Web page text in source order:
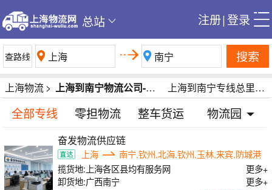
总站 注册|登录
搜索
上海到南宁专线总里程1905公里
上海物流> 上海到南宁物流公司-上海到南宁货运公司-上海到南宁专线运输公司
全部专线 零担物流 整车货运 物流园
奋发物流供应链
上海
南宁,钦州,北海,钦州,玉林,来宾,防城港
揽货地: 上海各区县均有服务网
更多+
卸货地:广西南宁 更多+